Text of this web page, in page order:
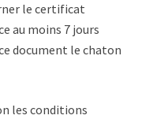
le certificat
au moins 7 jours
document le chaton
les conditions